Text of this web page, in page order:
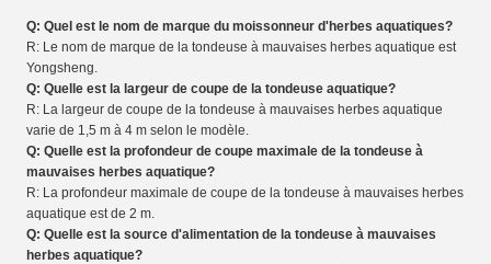
Q: Quel est le nom de marque du moissonneur d'herbes aquatiques?
R: Le nom de marque de la tondeuse à mauvaises herbes aquatique est
Yongsheng.
Q: Quelle est la largeur de coupe de la tondeuse aquatique?
R: La largeur de coupe de la tondeuse à mauvaises herbes aquatique
varie de 1,5 m à 4 m selon le modèle.
Q: Quelle est la profondeur de coupe maximale de la tondeuse à
mauvaises herbes aquatique?
R: La profondeur maximale de coupe de la tondeuse à mauvaises herbes
aquatique est de 2 m.
Q: Quelle est la source d'alimentation de la tondeuse à mauvaises
herbes aquatique?